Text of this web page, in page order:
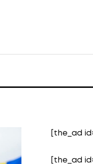
[the_ad
[the_ad